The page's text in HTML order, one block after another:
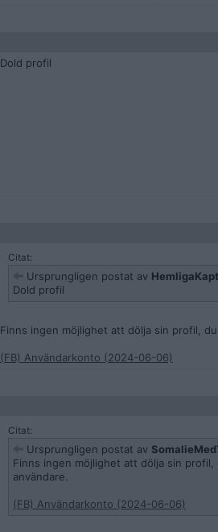
Dold profil
Citat:
Ursprungligen postat av
Dold profil
Finns ingen möjlighet att dölja sin profil,
(FB) Användarkonto (2024-06-06)
Citat:
Ursprungligen postat av
Finns ingen möjlighet att dölja sin
användare.
(FB) Användarkonto (2024-06-06)